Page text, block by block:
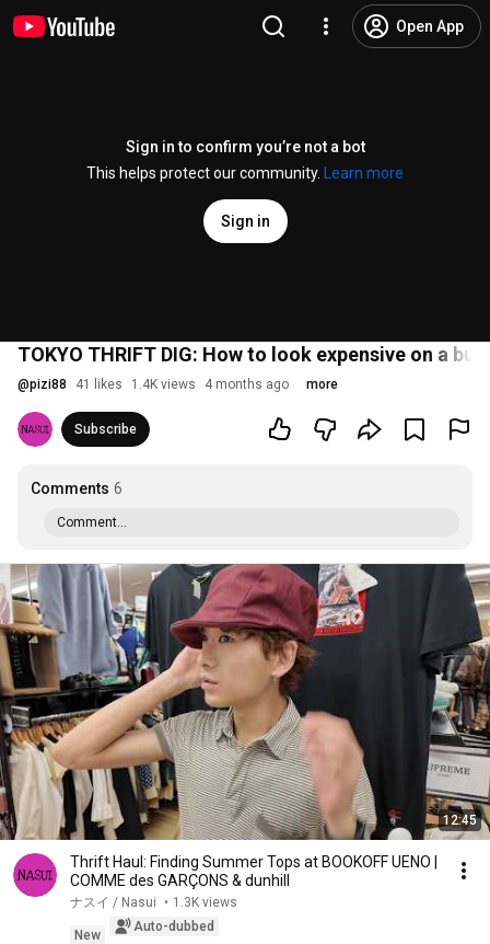
Open App
Sign in to confirm you’re not a bot
This helps protect our community.
Learn more
Sign in
TOKYO THRIFT DIG: How to look expensive on a
@pizi88 41 likes 1.4K views 4 months ago more
Subscribe
Comments 6
Comment...
12:45
Thrift Haul: Finding Summer Tops at BOOKOFF UENO |
COMME des GARÇONS & dunhill
ナスイ / Nasui • 1.3K views
New
Auto-dubbed